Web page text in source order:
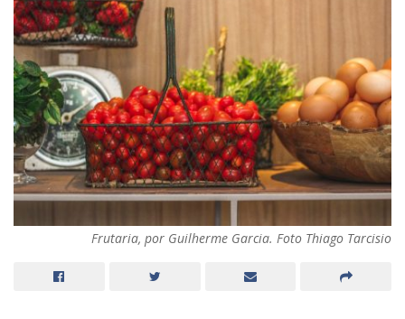
Frutaria, por Guilherme Garcia. Foto Thiago Tarcisio